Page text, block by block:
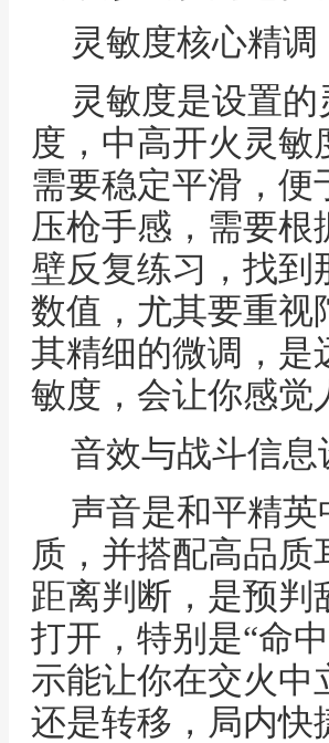
灵敏度核心精调
灵敏度是设置
度，中高开火灵敏
需要稳定平滑，便
压枪手感，需要根
壁反复练习，找到
数值，尤其要重视
其精细的微调，是
敏度，会让你感觉
音效与战斗信息
声音是和平精
质，并搭配高品
距离判断，是预判
打开，特别是“命
示能让你在交火中
还是转移，局内快